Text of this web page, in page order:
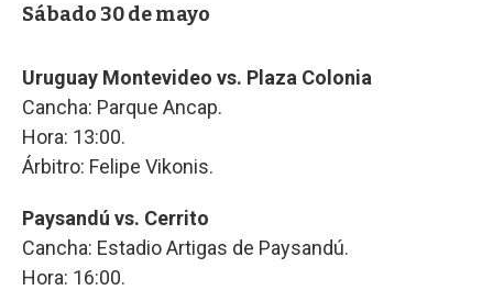
Sábado 30 de mayo
Uruguay Montevideo vs. Plaza Colonia
Cancha: Parque Ancap.
Hora: 13:00.
Árbitro: Felipe Vikonis.
Paysandú vs. Cerrito
Cancha: Estadio Artigas de Paysandú.
Hora: 16:00.